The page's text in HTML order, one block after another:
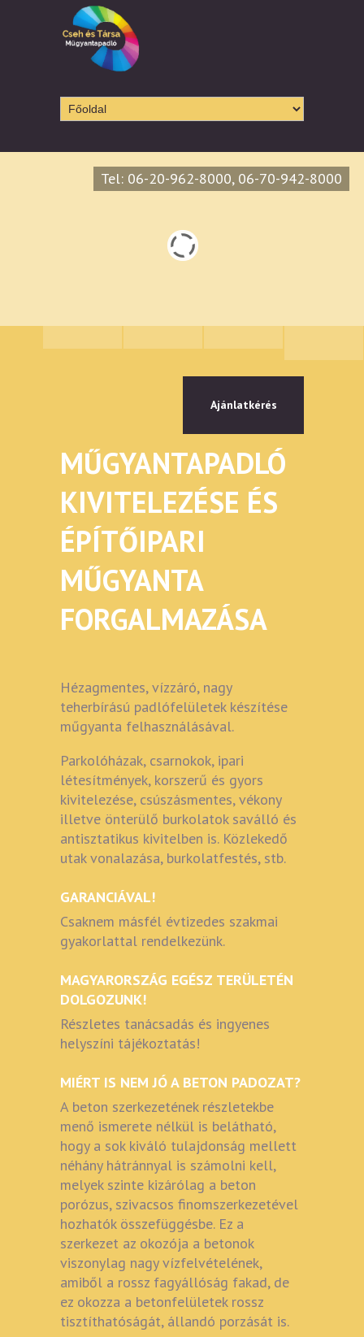
Tel: 06-20-962-8000, 06-70-942-8000
Ajánlatkérés
MŰGYANTAPADLÓ
KIVITELEZÉSE ÉS
ÉPÍTŐIPARI
MŰGYANTA
FORGALMAZÁSA
Hézagmentes, vízzáró, nagy
teherbírású padlófelületek készítése
műgyanta felhasználásával.
Parkolóházak, csarnokok, ipari
létesítmények, korszerű és gyors
kivitelezése, csúszásmentes, vékony
illetve önterülő burkolatok saválló és
antisztatikus kivitelben is. Közlekedő
utak vonalazása, burkolatfestés, stb.
GARANCIÁVAL!
Csaknem másfél évtizedes szakmai
gyakorlattal rendelkezünk.
MAGYARORSZÁG EGÉSZ TERÜLETÉN
DOLGOZUNK!
Részletes tanácsadás és ingyenes
helyszíni tájékoztatás!
MIÉRT IS NEM JÓ A BETON PADOZAT?
A beton szerkezetének részletekbe
menő ismerete nélkül is belátható,
hogy a sok kiváló tulajdonság mellett
néhány hátránnyal is számolni kell,
melyek szinte kizárólag a beton
porózus, szivacsos finomszerkezetével
hozhatók összefüggésbe. Ez a
szerkezet az okozója a betonok
viszonylag nagy vízfelvételének,
amiből a rossz fagyállóság fakad, de
ez okozza a betonfelületek rossz
tisztíthatóságát, állandó porzását is.